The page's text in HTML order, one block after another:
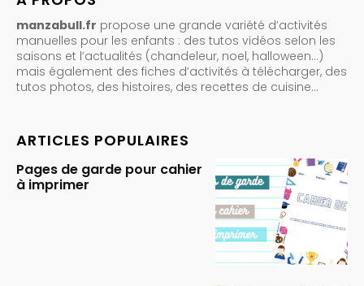
manzabull.fr propose une grande variété d’activités
manuelles pour les enfants : des tutos vidéos selon les
saisons et l’actualités (chandeleur, noel, halloween…)
mais également des fiches d’activités à télécharger, des
tutos photos, des histoires, des recettes de cuisine…
ARTICLES POPULAIRES
Pages de garde pour cahier
à imprimer